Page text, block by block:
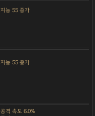
지능 55 증가
지능 55 증가
공격 속도 6.0%